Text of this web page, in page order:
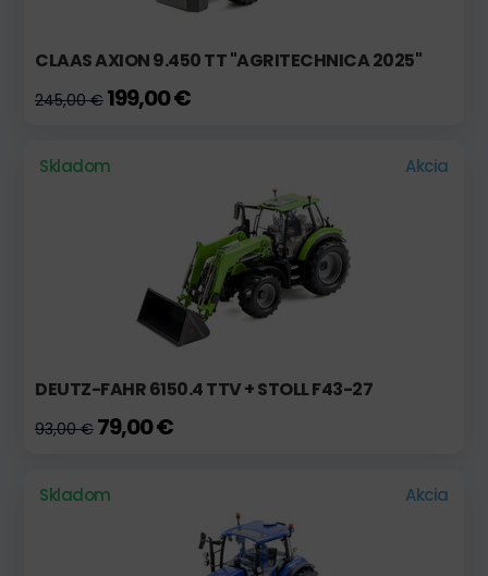
CLAAS AXION 9.450 TT "AGRITECHNICA 2025"
245,00 € 199,00 €
Skladom Akcia
DEUTZ-FAHR 6150.4 TTV + STOLL F43-27
93,00 € 79,00 €
Skladom Akcia